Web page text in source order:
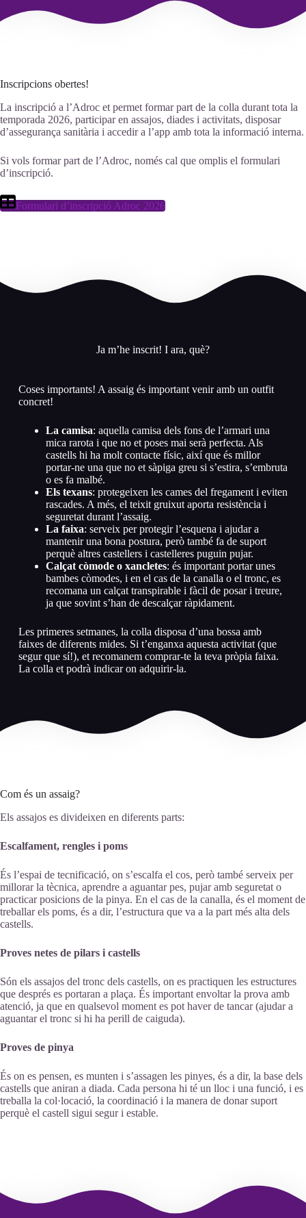
Inscripcions obertes!
La inscripció a l’Adroc et permet formar part de la colla durant tota la
temporada 2026, participar en assajos, diades i activitats, disposar
d’assegurança sanitària i accedir a l’app amb tota la informació interna.
Si vols formar part de l’Adroc, només cal que omplis el formulari
d’inscripció.
Formulari d’inscripció Adroc 2026
Ja m’he inscrit! I ara, què?
Coses importants! A assaig és important venir amb un outfit
concret!
La camisa: aquella camisa dels fons de l’armari una
mica rarota i que no et poses mai serà perfecta. Als
castells hi ha molt contacte físic, així que és millor
portar-ne una que no et sàpiga greu si s’estira, s’embruta
o es fa malbé.
Els texans: protegeixen les cames del fregament i eviten
rascades. A més, el teixit gruixut aporta resistència i
seguretat durant l’assaig.
La faixa: serveix per protegir l’esquena i ajudar a
mantenir una bona postura, però també fa de suport
perquè altres castellers i castelleres puguin pujar.
Calçat còmode o xancletes: és important portar unes
bambes còmodes, i en el cas de la canalla o el tronc, es
recomana un calçat transpirable i fàcil de posar i treure,
ja que sovint s’han de descalçar ràpidament.
Les primeres setmanes, la colla disposa d’una bossa amb
faixes de diferents mides. Si t’enganxa aquesta activitat (que
segur que sí!), et recomanem comprar-te la teva pròpia faixa.
La colla et podrà indicar on adquirir-la.
Com és un assaig?
Els assajos es divideixen en diferents parts:
Escalfament, rengles i poms
És l’espai de tecnificació, on s’escalfa el cos, però també serveix per
millorar la tècnica, aprendre a aguantar pes, pujar amb seguretat o
practicar posicions de la pinya. En el cas de la canalla, és el moment de
treballar els poms, és a dir, l’estructura que va a la part més alta dels
castells.
Proves netes de pilars i castells
Són els assajos del tronc dels castells, on es practiquen les estructures
que després es portaran a plaça. És important envoltar la prova amb
atenció, ja que en qualsevol moment es pot haver de tancar (ajudar a
aguantar el tronc si hi ha perill de caiguda).
Proves de pinya
És on es pensen, es munten i s’assagen les pinyes, és a dir, la base dels
castells que aniran a diada. Cada persona hi té un lloc i una funció, i es
treballa la col·locació, la coordinació i la manera de donar suport
perquè el castell sigui segur i estable.